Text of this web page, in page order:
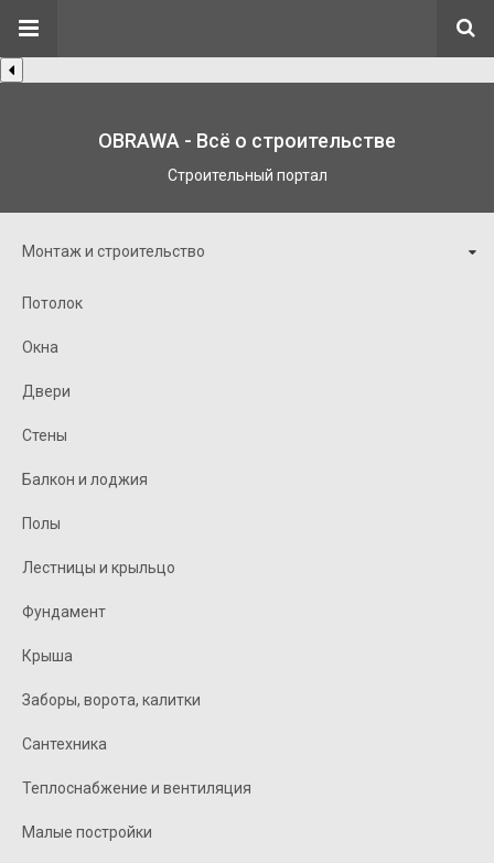
OBRAWA - Всё о строительстве
Строительный портал
Монтаж и строительство
Потолок
Окна
Двери
Стены
Балкон и лоджия
Полы
Лестницы и крыльцо
Фундамент
Крыша
Заборы, ворота, калитки
Сантехника
Теплоснабжение и вентиляция
Малые постройки